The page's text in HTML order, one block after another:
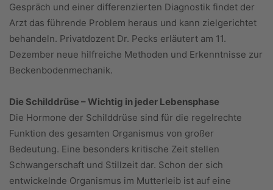
Gespräch und einer differenzierten Diagnostik findet der
Arzt das führende Problem heraus und kann zielgerichtet
behandeln. Privatdozent Dr. Pecks erläutert am 11.
Dezember neue hilfreiche Methoden und Erkenntnisse zur
Beckenbodenmechanik.
Die Schilddrüse – Wichtig in jeder Lebensphase
Die Hormone der Schilddrüse sind für die regelrechte
Funktion des gesamten Organismus von großer
Bedeutung. Eine besonders kritische Zeit stellen
Schwangerschaft und Stillzeit dar. Schon der sich
entwickelnde Organismus im Mutterleib ist auf eine